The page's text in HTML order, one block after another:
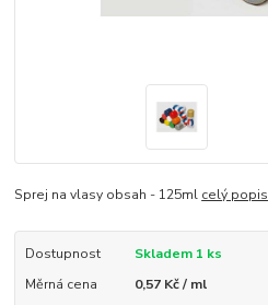
Sprej na vlasy obsah - 125ml celý popis
Dostupnost
Skladem 1 ks
Měrná cena
0,57 Kč / ml